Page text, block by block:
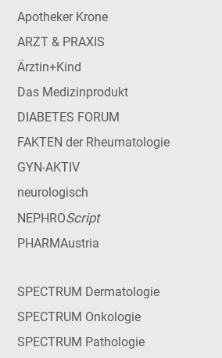
Apotheker Krone
ARZT & PRAXIS
Ärztin+Kind
Das Medizinprodukt
DIABETES FORUM
FAKTEN der Rheumatologie
GYN-AKTIV
neurologisch
NEPHROScript
PHARMAustria
SPECTRUM Dermatologie
SPECTRUM Onkologie
SPECTRUM Pathologie